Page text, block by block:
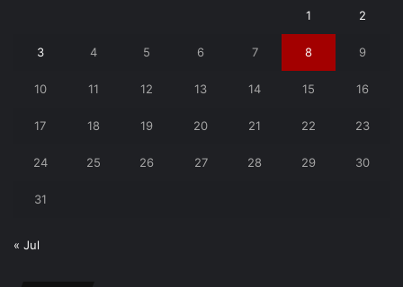
1 2
3 4 5 6 7 8 9
10 11 12 13 14 15 16
17 18 19 20 21 22 23
24 25 26 27 28 29 30
31
« Jul